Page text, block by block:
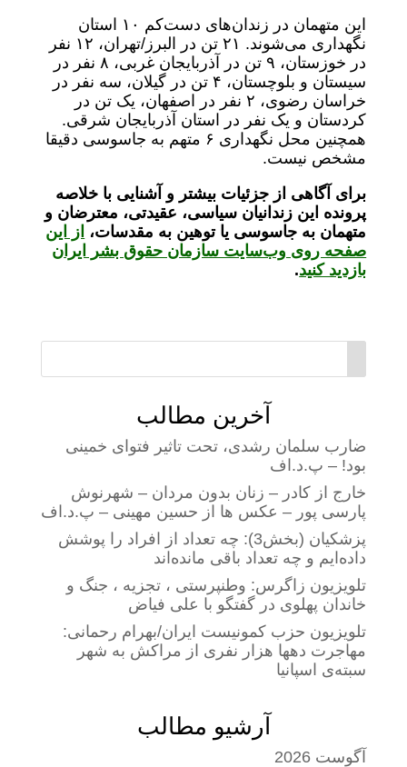
این متهمان در زندان‌های دست‌کم ۱۰ استان
نگهداری می‌شوند. ۲۱ تن در البرز/تهران، ۱۲ نفر
در خوزستان، ۹ تن در آذربایجان غربی، ۸ نفر در
سیستان و بلوچستان، ۴ تن در گیلان، سه نفر در
خراسان رضوی، ۲ نفر در اصفهان، یک تن در
کردستان و یک نفر در استان آذربایجان شرقی.
همچنین محل نگهداری ۶ متهم به جاسوسی دقیقا
مشخص نیست.
برای آگاهی از جزئیات بیشتر و آشنایی با خلاصه
پرونده این زندانیان سیاسی، عقیدتی، معترضان و
متهمان به جاسوسی یا توهین به مقدسات، از این
صفحه روی وب‌سایت سازمان حقوق بشر ایران
بازدید کنید.
آخرین مطالب
ضارب سلمان رشدی، تحت تاثیر فتوای خمینی
بود! – پ.د.اف
خارج از کادر – زنان بدون مردان – شهرنوش
پارسی پور – عکس ها از حسین مهینی – پ.د.اف
پزشکیان (بخش3): چه تعداد از افراد را پوشش
داده‌ایم و چه تعداد باقی مانده‌اند
تلویزیون زاگرس: وطنپرستی ، تجزیه ، جنگ و
خاندان پهلوی در گفتگو با علی فیاض
تلویزیون حزب کمونیست ایران/بهرام رحمانی:
مهاجرت دهها هزار نفری از مراکش به شهر
سبته‌ی اسپانیا
آرشیو مطالب
آگوست 2026